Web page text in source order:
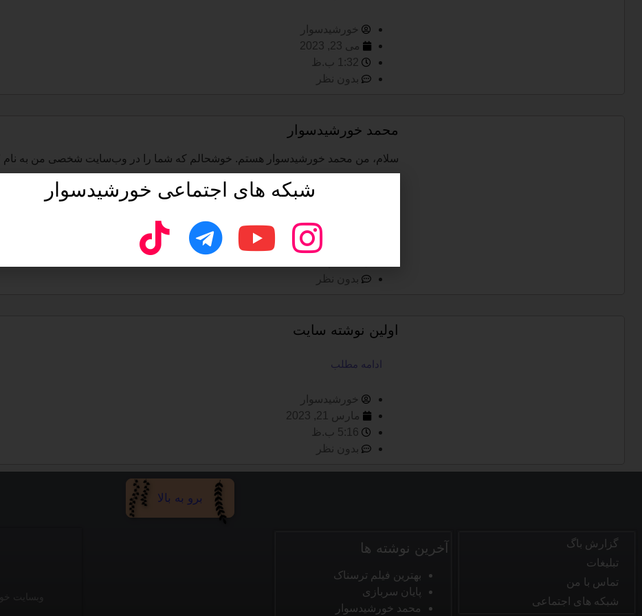
خورشیدسوار
می 23, 2023
1:32 ب.ظ
بدون نظر
محمد خورشیدسوار
سلام، من محمد خورشیدسوار هستم. خوشحالم که شما را در وب‌سایت شخصی من به نام
خورشیدسوار
بدون نظر
اولین نوشته سایت
ادامه مطلب
خورشیدسوار
مارس 21, 2023
5:16 ب.ظ
بدون نظر
برو به بالا
گزارش باگ
تبلیغات
تماس با من
شبکه های اجتماعی
آخرین نوشته ها
بهترین فیلم ترسناک
پایان سربازی
محمد خورشیدسوار
شبکه های اجتماعی خورشیدسوار